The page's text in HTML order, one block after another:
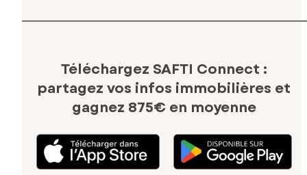
Téléchargez SAFTI Connect :
partagez vos infos immobilières et
gagnez 875€ en moyenne